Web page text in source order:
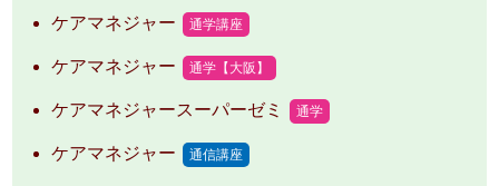
ケアマネジャー 通学講座
ケアマネジャー 通学【大阪】
ケアマネジャースーパーゼミ 通学
ケアマネジャー 通信講座